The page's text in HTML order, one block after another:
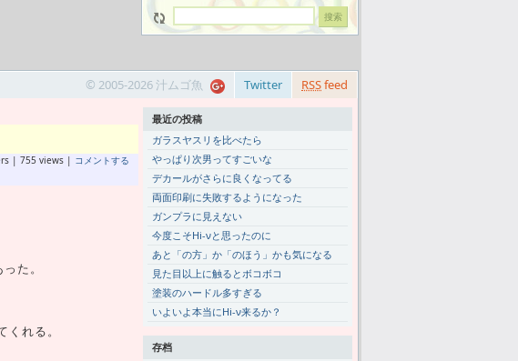
RSSfeed
Twitter
© 2005-2026 汁ムゴ魚
| 755 views | コメントする
た。
れる。
最近の投稿
ガラスヤスリを比べたら
やっぱり次男ってすごいな
デカールがさらに良くなってる
両面印刷に失敗するようになった
ガンプラに見えない
今度こそHi-νと思ったのに
あと「の方」か「のほう」かも気になる
見た目以上に触るとボコボコ
塗装のハードル多すぎる
いよいよ本当にHi-ν来るか？
存档